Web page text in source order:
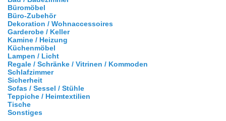
Büromöbel
Büro-Zubehör
Dekoration / Wohnaccessoires
Garderobe / Keller
Kamine / Heizung
Küchenmöbel
Lampen / Licht
Regale / Schränke / Vitrinen / Kommoden
Schlafzimmer
Sicherheit
Sofas / Sessel / Stühle
Teppiche / Heimtextilien
Tische
Sonstiges